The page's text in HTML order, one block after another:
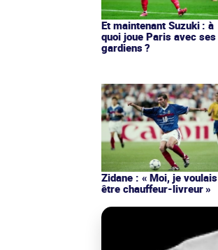
Et maintenant Suzuki : à
quoi joue Paris avec ses
gardiens ?
Zidane : « Moi, je voulais
être chauffeur-livreur »